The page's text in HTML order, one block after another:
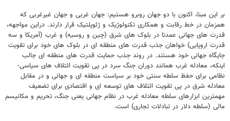
بر این مبنا، اکنون با دو جهان روبرو هستیم: جهان غربی و جهان غیرغربی که
همزمان در خط رقابت و همکاری تکنولوژیک و ژئوپلتیک قرار دارند. دراین مواجهه،
قدرت های جهانی عمدتا در بلوک های شرق (چین و روسیه) و غرب (آمریکا و سه
قدرت اروپایی) خواهان جذب قدرت های منطقه ای در بلوک های خود برای تقویت
جایگاه جهانی خود هستند. در روند جذب حمایت قدرت های منطقه ای جالب
اینکه، معادله غرب همانند دوران جنگ سرد در پی تقویت ائتلاف های سیاسی-
نظامی برای حفظ سلطه سنتی خود بر سیاست منطقه ای و جهانی و در مقابل
معادله شرق در پی تقویت ائتلاف های توسعه ای و اقتصادی برای تضعیف
مهمترین ابزارهای سلطه معادله غرب در نظام جهانی یعنی جنگ، تحریم و مکانیسم
مالی (سلطه دلار در تبادلات تجاری) است.